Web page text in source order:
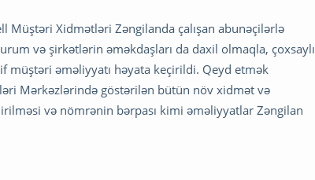
Müştəri Xidmətləri Zəngilanda çalışan abunəçilərlə
və şirkətlərin əməkdaşları da daxil olmaqla, çoxsaylı
əməliyyatı həyata keçirildi. Qeyd etmək
Mərkəzlərində göstərilən bütün növ xidmət və
və nömrənin bərpası kimi əməliyyatlar Zəngilan